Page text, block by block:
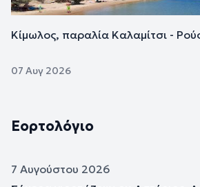
Κίμωλος, παραλία Καλαμίτσι -
07 Αυγ 2026
Εορτολόγιο
7 Αυγούστου 2026